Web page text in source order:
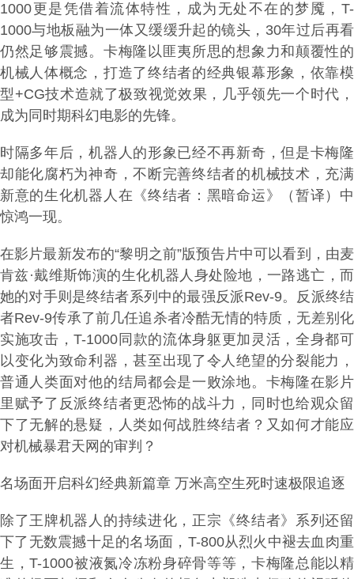
1000更是凭借着流体特性，成为无处不在的梦魇，T-
1000与地板融为一体又缓缓升起的镜头，30年过后再看
仍然足够震撼。卡梅隆以匪夷所思的想象力和颠覆性的
机械人体概念，打造了终结者的经典银幕形象，依靠模
型+CG技术造就了极致视觉效果，几乎领先一个时代，
成为同时期科幻电影的先锋。
时隔多年后，机器人的形象已经不再新奇，但是卡梅隆
却能化腐朽为神奇，不断完善终结者的机械技术，充满
新意的生化机器人在《终结者：黑暗命运》（暂译）中
惊鸿一现。
在影片最新发布的“黎明之前”版预告片中可以看到，由麦
肯兹·戴维斯饰演的生化机器人身处险地，一路逃亡，而
她的对手则是终结者系列中的最强反派Rev-9。反派终结
者Rev-9传承了前几任追杀者冷酷无情的特质，无差别化
实施攻击，T-1000同款的流体身躯更加灵活，全身都可
以变化为致命利器，甚至出现了令人绝望的分裂能力，
普通人类面对他的结局都会是一败涂地。卡梅隆在影片
里赋予了反派终结者更恐怖的战斗力，同时也给观众留
下了无解的悬疑，人类如何战胜终结者？又如何才能应
对机械暴君天网的审判？
名场面开启科幻经典新篇章 万米高空生死时速极限追逐
除了王牌机器人的持续进化，正宗《终结者》系列还留
下了无数震撼十足的名场面，T-800从烈火中褪去血肉重
生，T-1000被液氮冷冻粉身碎骨等等，卡梅隆总能以精